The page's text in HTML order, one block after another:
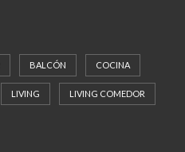
BALCÓN COCINA
LIVING LIVING COMEDOR